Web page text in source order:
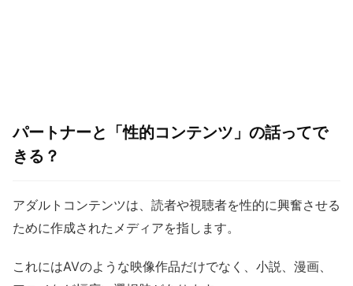
パートナーと「性的コンテンツ」の話ってで
きる？
アダルトコンテンツは、読者や視聴者を性的に興奮させる
ために作成されたメディアを指します。
これにはAVのような映像作品だけでなく、小説、漫画、